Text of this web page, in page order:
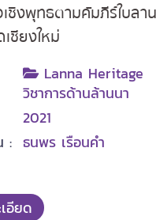
ชิงพุทธตามคัมภีร์ใบลา
ชียงใหม่
Lanna Heritage
วิชาการด้านล้านนา
2021
: ธนพร เรือนคำ
อียด